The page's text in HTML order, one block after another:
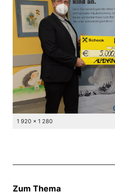
1 920 x 1 280
Zum Thema